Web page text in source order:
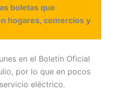
boletas que
hogares, comercios y
en el Boletín Oficial
por lo que en pocos
eléctrico.